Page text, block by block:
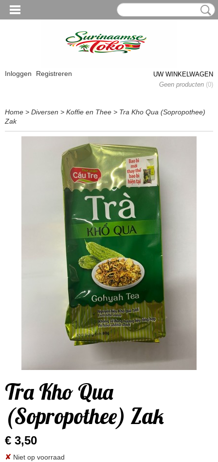
Inloggen Registreren
UW WINKELWAGEN
Geen producten (0)
Home > Diversen > Koffie en Thee > Tra Kho Qua (Sopropothee)
Zak
Tra Kho Qua
(Sopropothee) Zak
€ 3,50
✘ Niet op voorraad